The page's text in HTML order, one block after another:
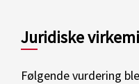
Juridiske
Følgende vurdering